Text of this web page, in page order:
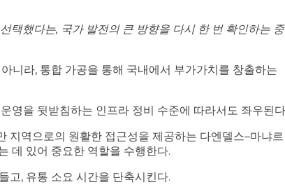
택했다는, 국가 발전의 큰 방향을 다시 한 번 확인하는 중
니라, 통합 가공을 통해 국내에서 부가가치를 창출하는
영을 뒷받침하는 인프라 정비 수준에 따라서도 좌우된
지역으로의 원활한 접근성을 제공하는 다엔델스–마냐르
데 있어 중요한 역할을 수행한다.
고, 유통 소요 시간을 단축시킨다.